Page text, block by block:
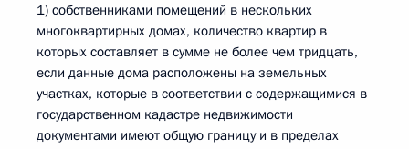
1) собственниками помещений в нескольких
многоквартирных домах, количество квартир в
которых составляет в сумме не более чем тридцать,
если данные дома расположены на земельных
участках, которые в соответствии с содержащимися в
государственном кадастре недвижимости
документами имеют общую границу и в пределах